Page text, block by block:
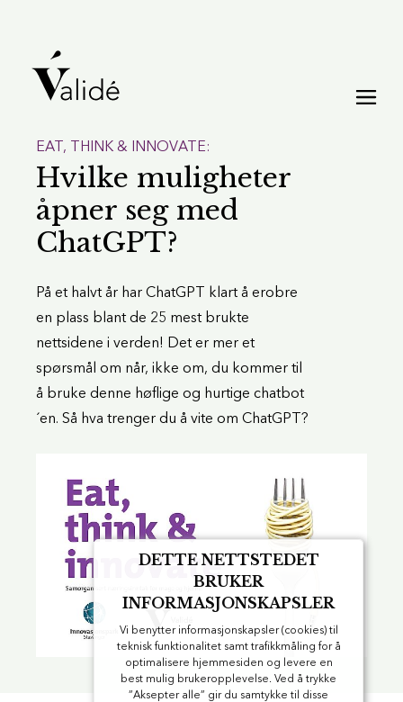
EAT, THINK & INNOVATE:
Hvilke muligheter
åpner seg med
ChatGPT?
På et halvt år har ChatGPT klart å erobre
en plass blant de 25 mest brukte
nettsidene i verden! Det er mer et
spørsmål om når, ikke om, du kommer til
å bruke denne høflige og hurtige chatbot
´en. Så hva trenger du å vite om ChatGPT?
DETTE NETTSTEDET
BRUKER
INFORMASJONSKAPSLER
Vi benytter informasjonskapsler (cookies) til
teknisk funktionalitet samt trafikkmåling for å
optimalisere hjemmesiden og levere en
best mulig brukeropplevelse. Ved å trykke
”Aksepter alle” gir du samtykke til disse